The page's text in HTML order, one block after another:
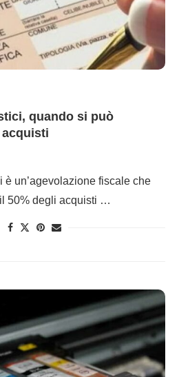
quando si può
è un’agevolazione fiscale che
50% degli acquisti …